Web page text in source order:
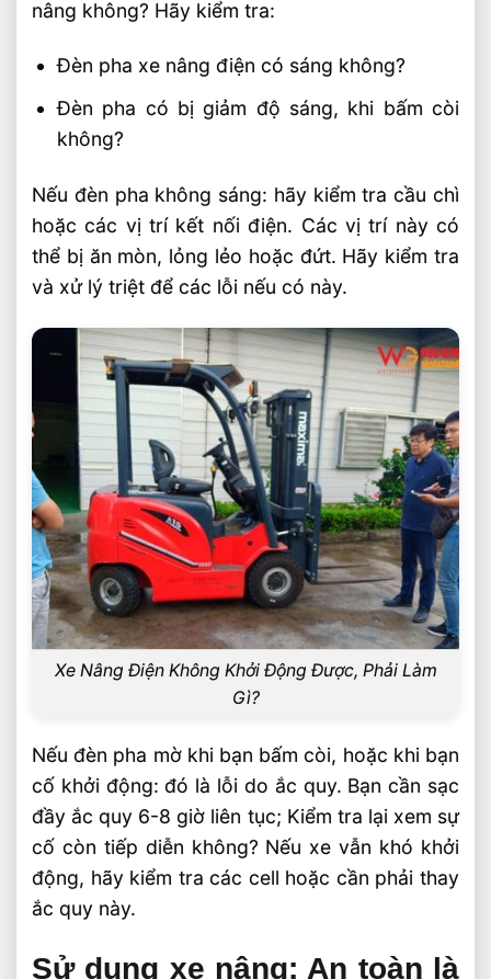
nâng không? Hãy kiểm tra:
Đèn pha xe nâng điện có sáng không?
Đèn pha có bị giảm độ sáng, khi bấm còi
không?
Nếu đèn pha không sáng: hãy kiểm tra cầu chì
hoặc các vị trí kết nối điện. Các vị trí này có
thể bị ăn mòn, lỏng lẻo hoặc đứt. Hãy kiểm tra
và xử lý triệt để các lỗi nếu có này.
Xe Nâng Điện Không Khởi Động Được, Phải Làm
Gì?
Nếu đèn pha mờ khi bạn bấm còi, hoặc khi bạn
cố khởi động: đó là lỗi do ắc quy. Bạn cần sạc
đầy ắc quy 6-8 giờ liên tục; Kiểm tra lại xem sự
cố còn tiếp diễn không? Nếu xe vẫn khó khởi
động, hãy kiểm tra các cell hoặc cần phải thay
ắc quy này.
Sử dụng xe nâng: An toàn là